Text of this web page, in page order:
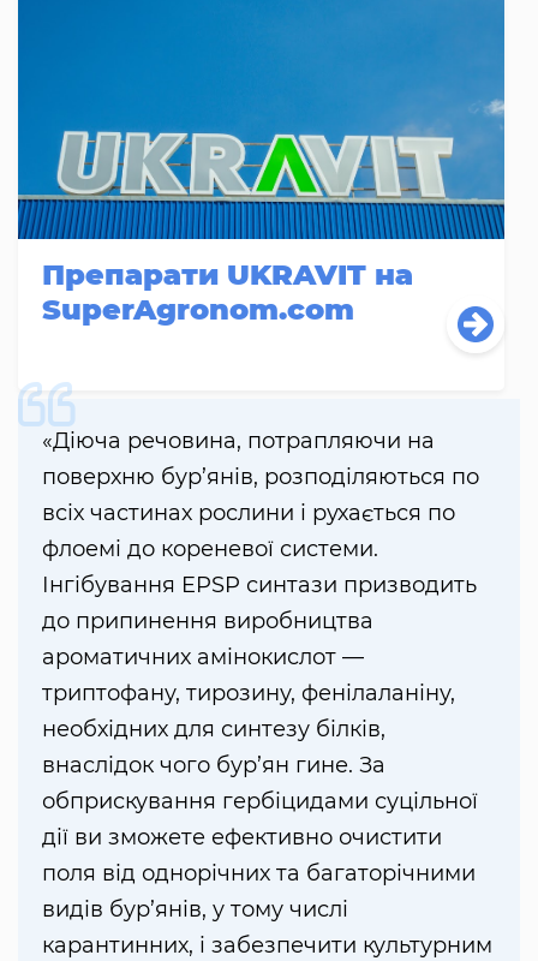
Препарати UKRAVIT на
SuperAgronom.com
«Діюча речовина, потрапляючи на
поверхню бур’янів, розподіляються по
всіх частинах рослини і рухається по
флоемі до кореневої системи.
Інгібування EPSP синтази призводить
до припинення виробництва
ароматичних амінокислот —
триптофану, тирозину, фенілаланіну,
необхідних для синтезу білків,
внаслідок чого бур’ян гине. За
обприскування гербіцидами суцільної
дії ви зможете ефективно очистити
поля від однорічних та багаторічними
видів бур’янів, у тому числі
карантинних, і забезпечити культурним